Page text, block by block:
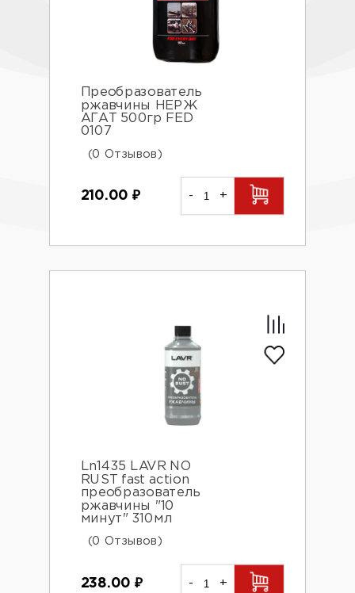
Преобразователь
ржавчины НЕРЖ
АГАТ 500гр FED
0107
(0 Отзывов)
210.00 ₽ - +
Ln1435 LAVR NO
RUST fast action
преобразователь
ржавчины "10
минут" 310мл
(0 Отзывов)
238.00 ₽ - +